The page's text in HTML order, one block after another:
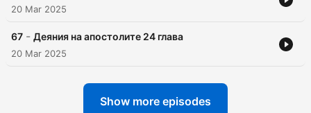
20 Mar 2025
67 - Деяния на апостолите 24 глава
20 Mar 2025
Show more episodes